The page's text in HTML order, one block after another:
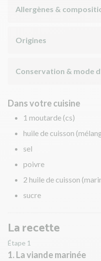
Allergènes &
Origines
Conservation & mode
Dans votre cuisine
1 moutarde (cs)
huile de cuisson
sel
poivre
2 huile de cuisson
sucre
La recette
Étape 1
1. La viande marinée